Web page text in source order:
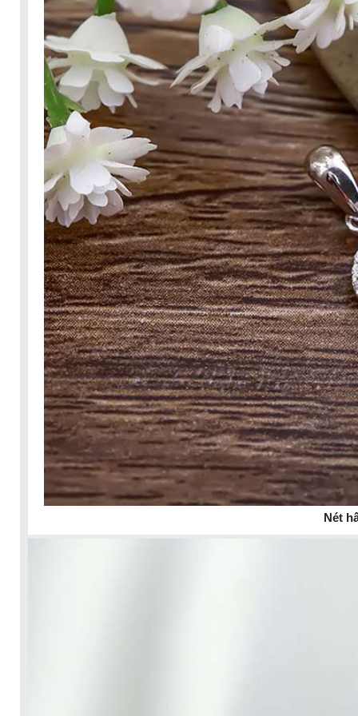
Nét